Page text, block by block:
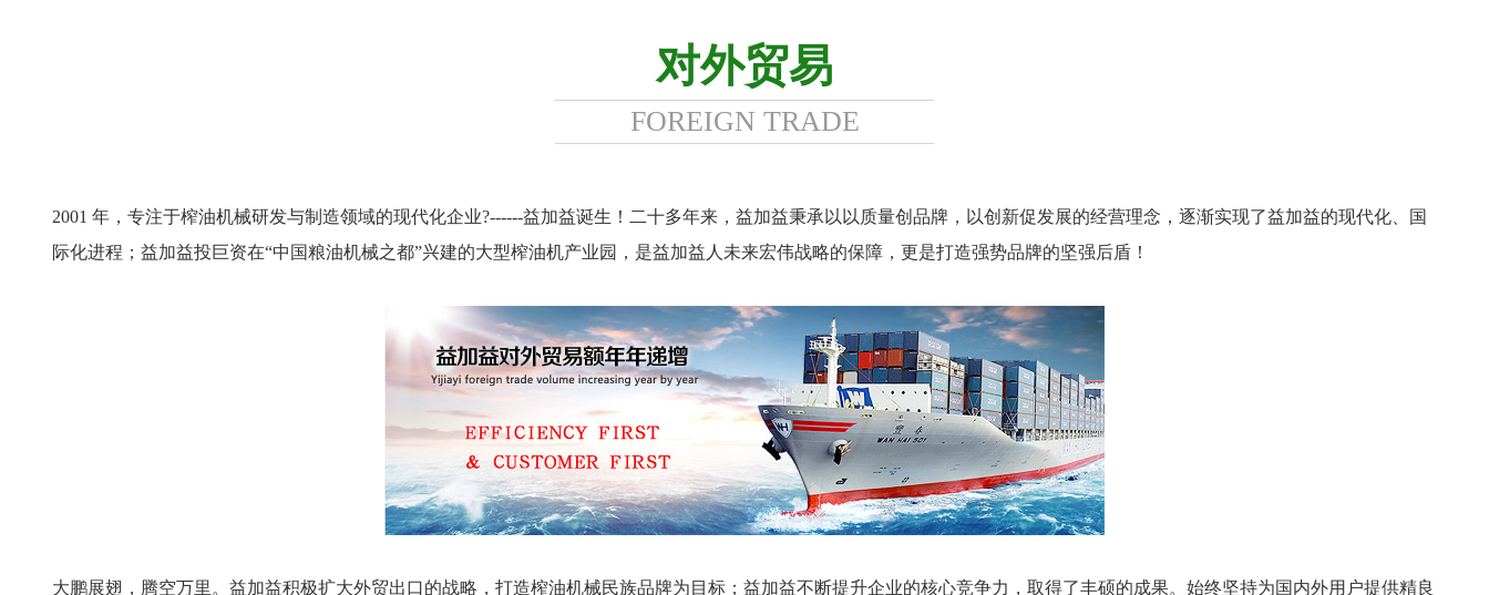
对外贸易
FOREIGN TRADE
2001 年，专注于榨油机械研发与制造领域的现代化企业?------益加益诞生！二十多年来，益加益秉承以以质量创品牌，以创新促发展的经营理念，逐渐实现了益加益的现代化、国
际化进程；益加益投巨资在“中国粮油机械之都”兴建的大型榨油机产业园，是益加益人未来宏伟战略的保障，更是打造强势品牌的坚强后盾！
大鹏展翅，腾空万里。益加益积极扩大外贸出口的战略，打造榨油机械民族品牌为目标；益加益不断提升企业的核心竞争力，取得了丰硕的成果。始终坚持为国内外用户提供精良